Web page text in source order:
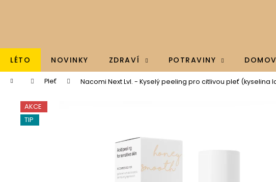
LÉTO NOVINKY ZDRAVÍ POTRAVINY DOMOV
Domů Pleť Nacomi Next Lvl. - Kyselý peeling pro citlivou pleť (kyselina
AKCE
TIP
í
obchodu
obchodu
Co